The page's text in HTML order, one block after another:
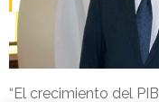
“El crecimiento del